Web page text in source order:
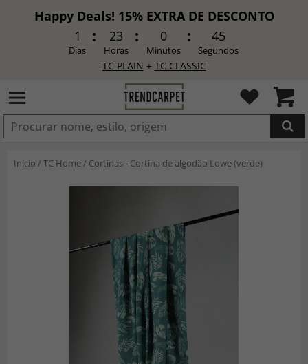
Happy Deals! 15% EXTRA DE DESCONTO
1
Dias
23
Horas
0
Minutos
43
Segundos
TC PLAIN + TC CLASSIC
ADICIONADO
Início /TC Home/ Cortinas - Cortina de algodão Lowe (verde)